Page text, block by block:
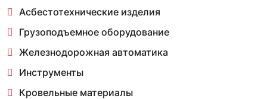
Асбестотехнические изделия
Грузоподъемное оборудование
Железнодорожная автоматика
Инструменты
Кровельные материалы